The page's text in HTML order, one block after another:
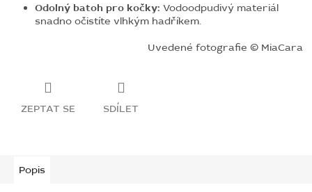
Odolný batoh pro kočky: Vodoodpudivý materiál
snadno očistíte vlhkým hadříkem.
Uvedené fotografie © MiaCara
ZEPTAT SE SDÍLET
Popis